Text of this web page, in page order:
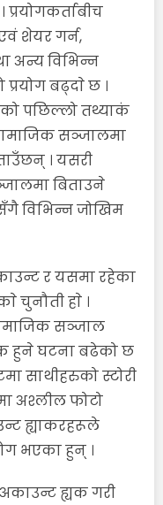
एवं शेयर गर्न,
अन्य विभिन्न
बढ्दाे छ ।
पछिल्लो तथ्याकं
सञ्जालमा
। यसरी
बिताउने
विभिन्न जोखिम
र यसमा रहेका
चुनौती हाे ।
सञ्जाल
हुने घटना बढेको छ
साथीहरुको स्टोरी
अश्लील फोटो
ह्याकरहरूले
भएका हुन् ।
ह्यक गरी